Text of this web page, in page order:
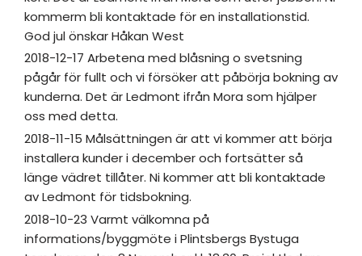
kommerm bli kontaktade för en installationstid.
God jul önskar Håkan West
2018-12-17 Arbetena med blåsning o svetsning
pågår för fullt och vi försöker att påbörja bokning av
kunderna. Det är Ledmont ifrån Mora som hjälper
oss med detta.
2018-11-15 Målsättningen är att vi kommer att börja
installera kunder i december och fortsätter så
länge vädret tillåter. Ni kommer att bli kontaktade
av Ledmont för tidsbokning.
2018-10-23 Varmt välkomna på
informations/byggmöte i Plintsbergs Bystuga